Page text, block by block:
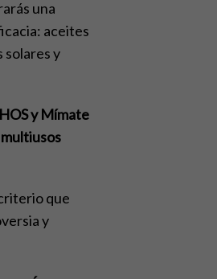
una
aceites
y
y Mímate
que
y